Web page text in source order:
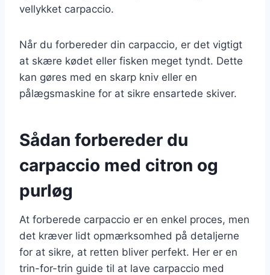
vellykket carpaccio.
Når du forbereder din carpaccio, er det vigtigt
at skære kødet eller fisken meget tyndt. Dette
kan gøres med en skarp kniv eller en
pålægsmaskine for at sikre ensartede skiver.
Sådan forbereder du
carpaccio med citron og
purløg
At forberede carpaccio er en enkel proces, men
det kræver lidt opmærksomhed på detaljerne
for at sikre, at retten bliver perfekt. Her er en
trin-for-trin guide til at lave carpaccio med